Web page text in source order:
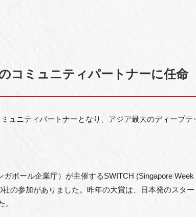
コミュニティパートナーに任命
ュニティパートナーとなり、アジア最大のディープ
ポール企業庁）が主催するSWITCH (Singapore
の参加がありました。昨年の大賞は、日本発のスタ
。